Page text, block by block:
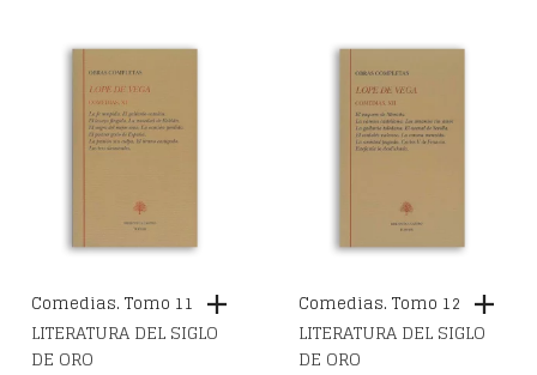
Comedias. Tomo 11
LITERATURA DEL SIGLO
DE ORO
Comedias. Tomo 12
LITERATURA DEL SIGLO
DE ORO